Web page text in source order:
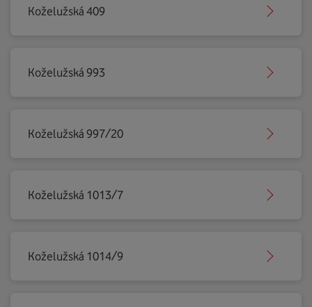
Koželužská 409
Koželužská 993
Koželužská 997/20
Koželužská 1013/7
Koželužská 1014/9